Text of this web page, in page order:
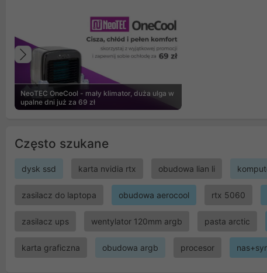
NeoTEC OneCool - mały klimator, duża ulga w
upalne dni już za 69 zł
Poprzedni
Często szukane
dysk ssd karta nvidia rtx obudowa lian li
zasilacz do laptopa obudowa aerocool rtx 5060
zasilacz ups wentylator 120mm argb pasta arctic
karta graficzna obudowa argb procesor